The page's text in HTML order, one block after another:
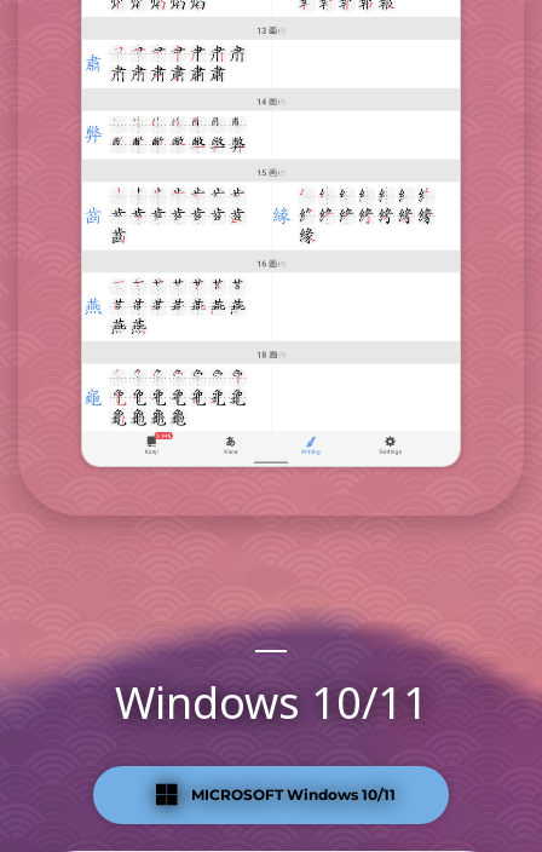
Windows 10/11
MICROSOFT Windows 10/11